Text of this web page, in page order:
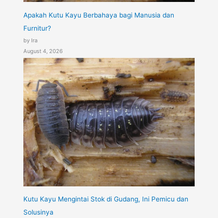
Apakah Kutu Kayu Berbahaya bagi Manusia dan
Furnitur?
by Ira
August 4, 2026
Kutu Kayu Mengintai Stok di Gudang, Ini Pemicu dan
Solusinya